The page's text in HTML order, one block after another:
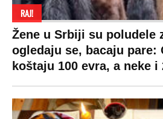
RAJ!
Žene u Srbiji su poludele
ogledaju se, bacaju pare:
koštaju 100 evra, a neke i